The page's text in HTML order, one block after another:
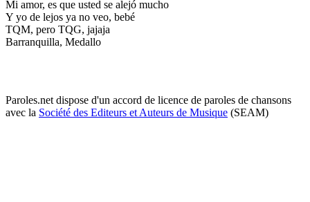
Mi amor, es que usted se alejó mucho
Y yo de lejos ya no veo, bebé
TQM, pero TQG, jajaja
Barranquilla, Medallo
Paroles.net dispose d'un accord de licence de paroles de chansons
avec la Société des Editeurs et Auteurs de Musique (SEAM)